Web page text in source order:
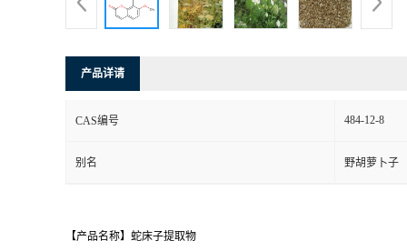
产品详请
CAS编号 484-12-8
别名 野胡萝卜子
【产品名称】蛇床子提取物